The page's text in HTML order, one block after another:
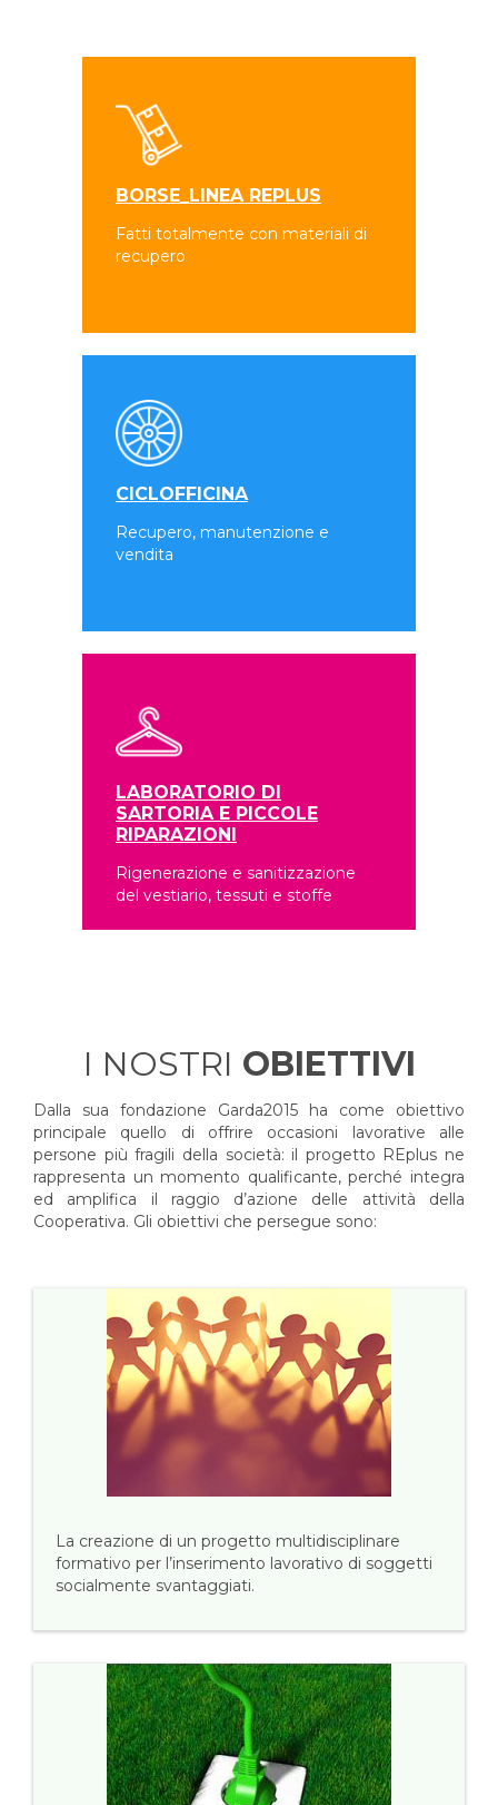
BORSE_LINEA REPLUS
Fatti totalmente con materiali di
recupero
CICLOFFICINA
Recupero, manutenzione e
vendita
LABORATORIO DI
SARTORIA E PICCOLE
RIPARAZIONI
Rigenerazione e sanitizzazione
del vestiario, tessuti e stoffe
I NOSTRI OBIETTIVI
Dalla sua fondazione Garda2015 ha come obiettivo
principale quello di offrire occasioni lavorative alle
persone più fragili della società: il progetto REplus ne
rappresenta un momento qualificante, perché integra
ed amplifica il raggio d’azione delle attività della
Cooperativa. Gli obiettivi che persegue sono:
La creazione di un progetto multidisciplinare
formativo per l’inserimento lavorativo di soggetti
socialmente svantaggiati.